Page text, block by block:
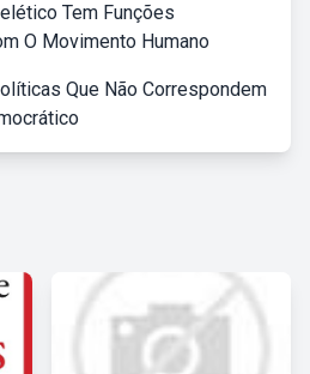
Tem Funções
O Movimento Humano
Que Não Correspondem